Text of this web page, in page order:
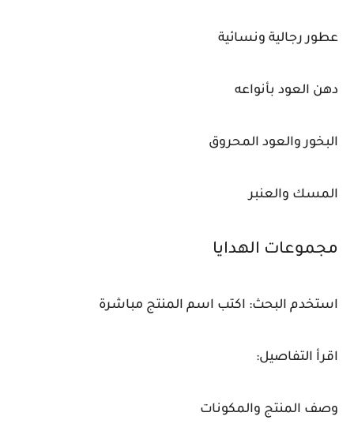
عطور رجالية ونسائية
دهن العود بأنواعه
البخور والعود المحروق
المسك والعنبر
مجموعات الهدايا
استخدم البحث: اكتب اسم المنتج مباشرة
اقرأ التفاصيل:
وصف المنتج والمكونات